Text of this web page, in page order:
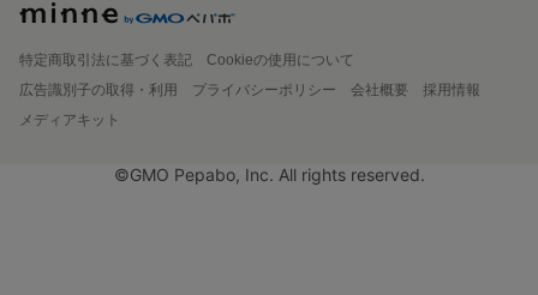
特定商取引法に基づく表記
Cookieの使用について
広告識別子の取得・利用
プライバシーポリシー 会社概要
採用情報
メディアキット
©GMO Pepabo, Inc. All rights reserved.